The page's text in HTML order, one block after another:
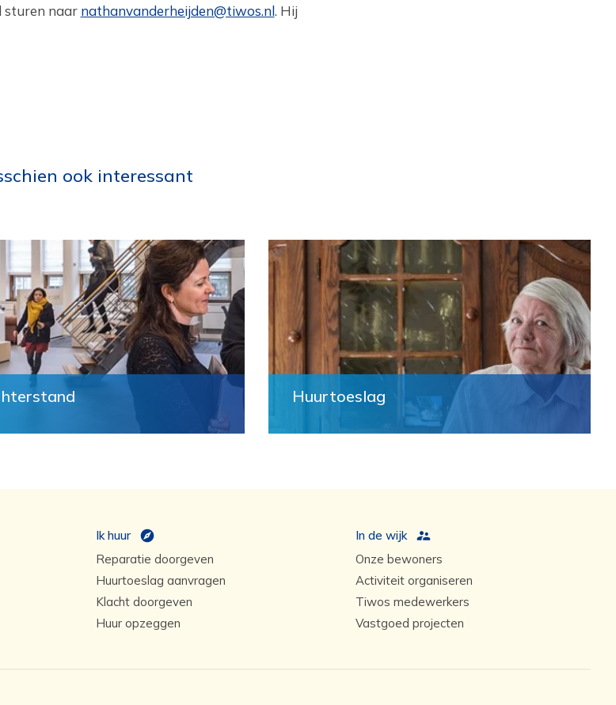
sturen naar nathanvanderheijden@tiwos.nl. Hij
ook interessant
Huurtoeslag
Ik huur
Reparatie doorgeven
Huurtoeslag aanvragen
Klacht doorgeven
Huur opzeggen
In de wijk
Onze bewoners
Activiteit organiseren
Tiwos medewerkers
Vastgoed projecten